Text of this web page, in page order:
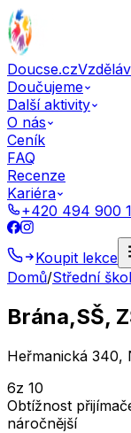
Doucse.cz
Doučujeme
Další aktivity
O nás
Ceník
FAQ
Recenze
Kariéra
+420 494 900
Koupit lekce
Domů/Střední
Brána,SŠ,
Heřmanická 340,
6z 10
Obtížnost
náročnější